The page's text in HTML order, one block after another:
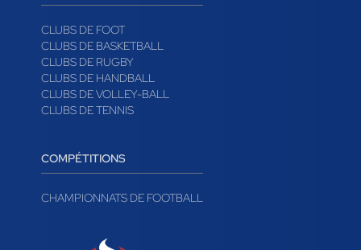
CLUBS DE FOOT
CLUBS DE BASKETBALL
CLUBS DE RUGBY
CLUBS DE HANDBALL
CLUBS DE VOLLEY-BALL
CLUBS DE TENNIS
COMPÉTITIONS
CHAMPIONNATS DE FOOTBALL